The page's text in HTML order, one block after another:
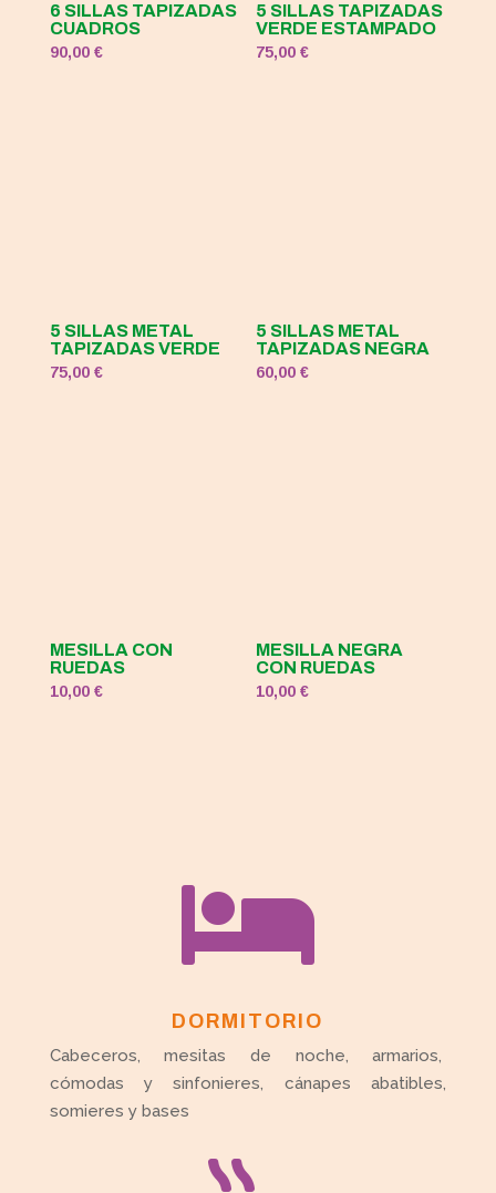
6 SILLAS TAPIZADAS
CUADROS
90,00 €
5 SILLAS TAPIZADAS
VERDE ESTAMPADO
75,00€
5 SILLAS METAL
TAPIZADAS VERDE
75,00 €
5 SILLAS METAL
TAPIZADAS NEGRA
60,00€
MESILLA CON
RUEDAS
10,00 €
MESILLA NEGRA
CON RUEDAS
10,00€

DORMITORIO
Cabeceros, mesitas de noche, armarios,
cómodas y sinfonieres, cánapes abatibles,
somieres y bases